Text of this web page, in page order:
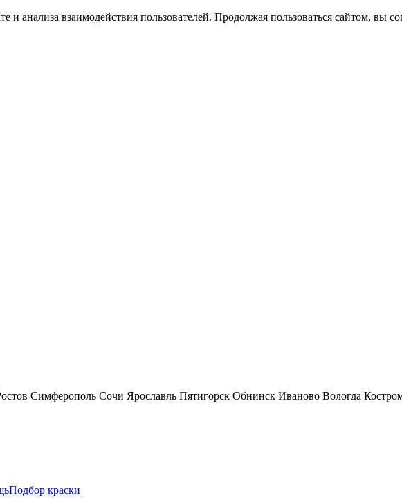
анализа взаимодействия пользователей. Продолжая пользоваться сайтом, вы
Симферополь Сочи Ярославль Пятигорск Обнинск Иваново Вологда
Подбор краски